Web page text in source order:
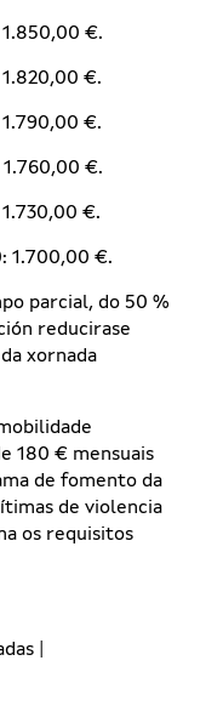
€.
€.
€.
€.
€.
1.700,00 €.
parcial, do 50 %
reducirase
xornada
180 € mensuais
de fomento da
de violencia
os requisitos